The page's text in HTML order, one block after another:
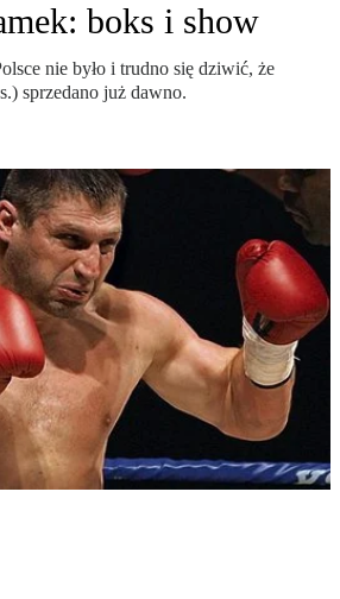
boks i show
nie było i trudno się dziwić, że
sprzedano już dawno.